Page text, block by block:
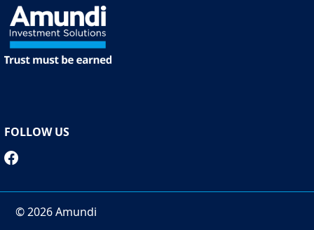
FOLLOW US
© 2026 Amundi